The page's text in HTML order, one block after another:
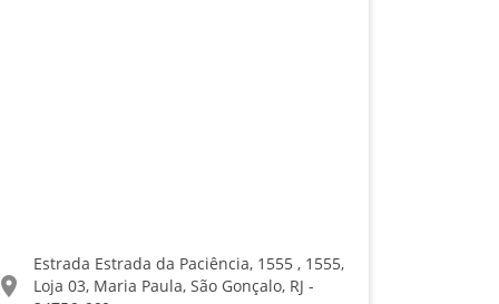
location_on
Estrada Estrada da Paciência, 1555 , 1555,
Loja 03, Maria Paula, São Gonçalo, RJ -